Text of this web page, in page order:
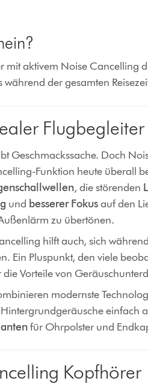
aktivem Noise Cancelling
der gesamten
Flugbegleiter
Geschmackssache. Doch
Funktion heute überall
, die störenden
und besserer Fokusauf den
zu übertönen.
hilft auch, sich
Ein Pluspunkt, den viele
Vorteile von
modernste
einfach
für Ohrpolster und
Kopfhörer